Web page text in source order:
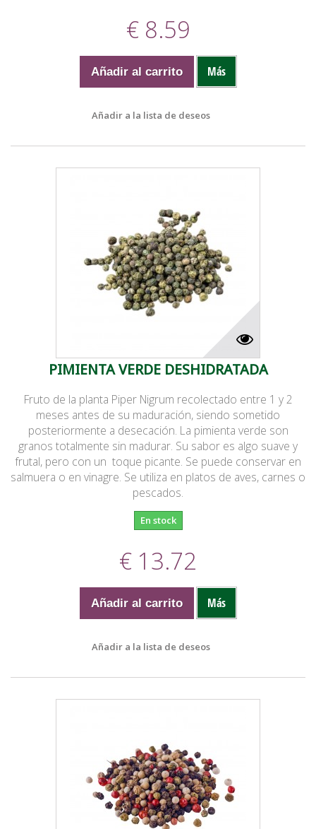
€ 8.59
Añadir al carrito Más
Añadir a la lista de deseos
PIMIENTA VERDE DESHIDRATADA
Fruto de la planta Piper Nigrum recolectado entre 1 y 2
meses antes de su maduración, siendo sometido
posteriormente a desecación. La pimienta verde son
granos totalmente sin madurar. Su sabor es algo suave y
frutal, pero con un toque picante. Se puede conservar en
salmuera o en vinagre. Se utiliza en platos de aves, carnes o
pescados.
En stock
€ 13.72
Añadir al carrito Más
Añadir a la lista de deseos